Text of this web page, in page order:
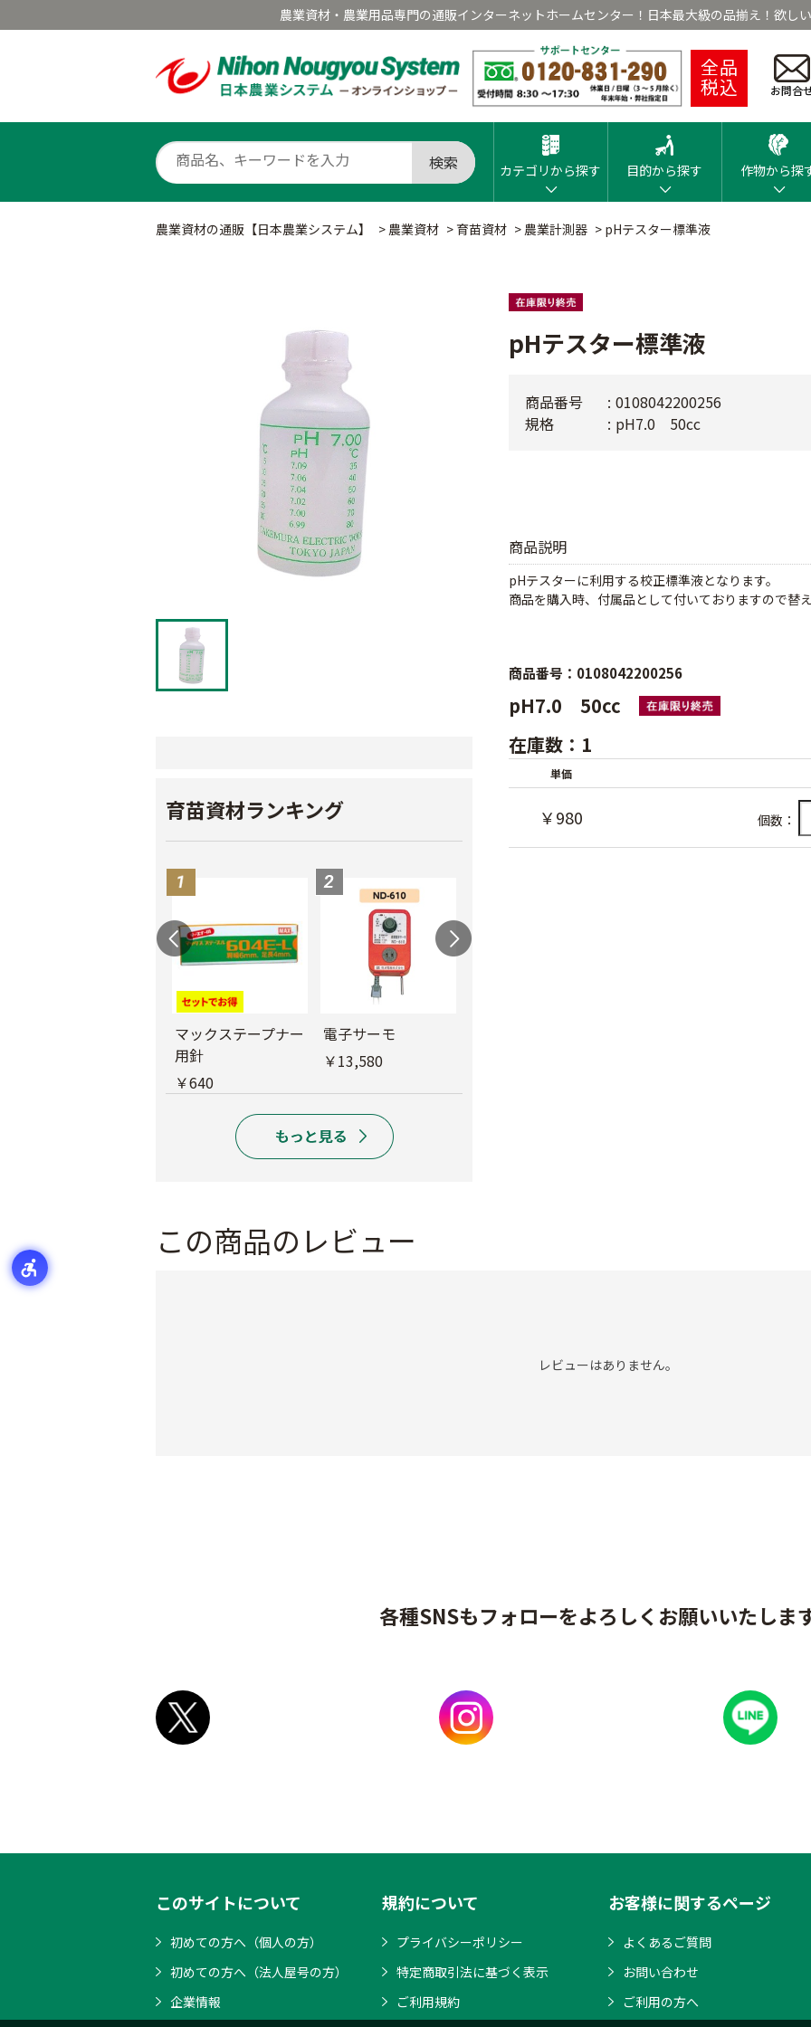
農業資材・農業用品専門の通販インターネットホームセンター！日本最大級の品揃え！欲し
全品
税込 お問合
検索 カテゴリから探す 目的から探す 作物から探
農業資材の通販【日本農業システム】 > 農業資材 > 育苗資材 > 農業計測器 > pHテスター標準液
育苗資材ランキング
マックステープナー
用針
￥640
電子サーモ
￥13,580
pHテスター標準液
商品説明
pHテスターに利用する校正標準液となります。
商品を購入時、付属品として付いておりますので替
商品番号
0108042200256
規格
pH7.0 50cc
商品番号：0108042200256
pH7.0 50cc
在庫数：1
単価
￥980 個数：
この商品のレビュー
レビューはありません。
各種SNSもフォローをよろしくお願いいたしま
このサイトについて
初めての方へ（個人の方）
初めての方へ（法人屋号の方）
企業情報
規約について
プライバシーポリシー
特定商取引法に基づく表示
ご利用規約
お客様に関するページ
よくあるご質問
お問い合わせ
ご利用の方へ